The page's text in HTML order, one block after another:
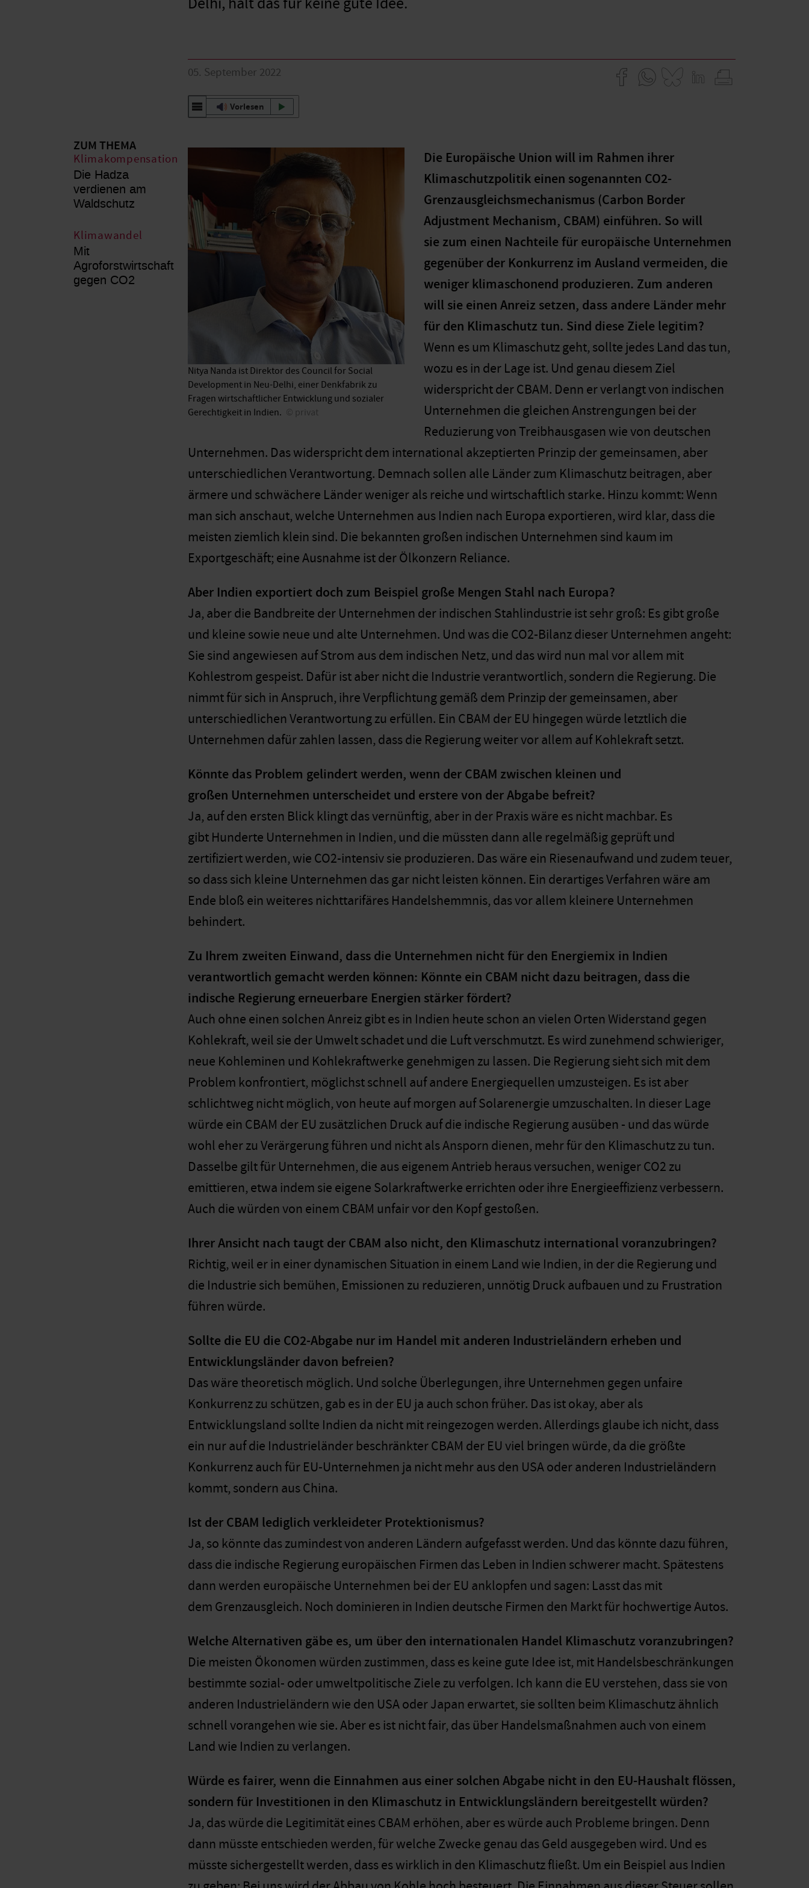
ZUM THEMA
Klimakompensation
Die Hadza
verdienen am
Waldschutz
Klimawandel
Mit
Agroforstwirtschaft
gegen CO2
05. September 2022
Vorlesen
Nitya Nanda ist Direktor des Council for Social
Development in Neu-Delhi, einer Denkfabrik zu
Fragen wirtschaftlicher Entwicklung und sozialer
Gerechtigkeit in Indien.
privat
Die Europäische Union will im Rahmen ihrer
Klimaschutzpolitik einen sogenannten CO2-
Grenzausgleichsmechanismus (Carbon Border
Adjustment Mechanism, CBAM) einführen. So will
sie zum einen Nachteile für europäische Unternehmen
gegenüber der Konkurrenz im Ausland vermeiden, die
weniger klimaschonend produzieren. Zum anderen
will sie einen Anreiz setzen, dass andere Länder mehr
für den Klimaschutz tun. Sind diese Ziele legitim?
Wenn es um Klimaschutz geht, sollte jedes Land das tun,
wozu es in der Lage ist. Und genau diesem Ziel
widerspricht der CBAM. Denn er verlangt von indischen
Unternehmen die gleichen Anstrengungen bei der
Reduzierung von Treibhausgasen wie von deutschen
Unternehmen. Das widerspricht dem international akzeptierten Prinzip der gemeinsamen, aber
unterschiedlichen Verantwortung. Demnach sollen alle Länder zum Klimaschutz beitragen, aber
ärmere und schwächere Länder weniger als reiche und wirtschaftlich starke. Hinzu kommt: Wenn
man sich anschaut, welche Unternehmen aus Indien nach Europa exportieren, wird klar, dass die
meisten ziemlich klein sind. Die bekannten großen indischen Unternehmen sind kaum im
Exportgeschäft; eine Ausnahme ist der Ölkonzern Reliance.
Aber Indien exportiert doch zum Beispiel große Mengen Stahl nach Europa?
Ja, aber die Bandbreite der Unternehmen der indischen Stahlindustrie ist sehr groß: Es gibt große
und kleine sowie neue und alte Unternehmen. Und was die CO2-Bilanz dieser Unternehmen angeht:
Sie sind angewiesen auf Strom aus dem indischen Netz, und das wird nun mal vor allem mit
Kohlestrom gespeist. Dafür ist aber nicht die Industrie verantwortlich, sondern die Regierung. Die
nimmt für sich in Anspruch, ihre Verpflichtung gemäß dem Prinzip der gemeinsamen, aber
unterschiedlichen Verantwortung zu erfüllen. Ein CBAM der EU hingegen würde letztlich die
Unternehmen dafür zahlen lassen, dass die Regierung weiter vor allem auf Kohlekraft setzt.
Könnte das Problem gelindert werden, wenn der CBAM zwischen kleinen und
großen Unternehmen unterscheidet und erstere von der Abgabe befreit?
Ja, auf den ersten Blick klingt das vernünftig, aber in der Praxis wäre es nicht machbar. Es
gibt Hunderte Unternehmen in Indien, und die müssten dann alle regelmäßig geprüft und
zertifiziert werden, wie CO2-intensiv sie produzieren. Das wäre ein Riesenaufwand und zudem teuer,
so dass sich kleine Unternehmen das gar nicht leisten können. Ein derartiges Verfahren wäre am
Ende bloß ein weiteres nichttarifäres Handelshemmnis, das vor allem kleinere Unternehmen
behindert.
Zu Ihrem zweiten Einwand, dass die Unternehmen nicht für den Energiemix in Indien
verantwortlich gemacht werden können: Könnte ein CBAM nicht dazu beitragen, dass die
indische Regierung erneuerbare Energien stärker fördert?
Auch ohne einen solchen Anreiz gibt es in Indien heute schon an vielen Orten Widerstand gegen
Kohlekraft, weil sie der Umwelt schadet und die Luft verschmutzt. Es wird zunehmend schwieriger,
neue Kohleminen und Kohlekraftwerke genehmigen zu lassen. Die Regierung sieht sich mit dem
Problem konfrontiert, möglichst schnell auf andere Energiequellen umzusteigen. Es ist aber
schlichtweg nicht möglich, von heute auf morgen auf Solarenergie umzuschalten. In dieser Lage
würde ein CBAM der EU zusätzlichen Druck auf die indische Regierung ausüben - und das würde
wohl eher zu Verärgerung führen und nicht als Ansporn dienen, mehr für den Klimaschutz zu tun.
Dasselbe gilt für Unternehmen, die aus eigenem Antrieb heraus versuchen, weniger CO2 zu
emittieren, etwa indem sie eigene Solarkraftwerke errichten oder ihre Energieeffizienz verbessern.
Auch die würden von einem CBAM unfair vor den Kopf gestoßen.
Ihrer Ansicht nach taugt der CBAM also nicht, den Klimaschutz international voranzubringen?
Richtig, weil er in einer dynamischen Situation in einem Land wie Indien, in der die Regierung und
die Industrie sich bemühen, Emissionen zu reduzieren, unnötig Druck aufbauen und zu Frustration
führen würde.
Sollte die EU die CO2-Abgabe nur im Handel mit anderen Industrieländern erheben und
Entwicklungsländer davon befreien?
Das wäre theoretisch möglich. Und solche Überlegungen, ihre Unternehmen gegen unfaire
Konkurrenz zu schützen, gab es in der EU ja auch schon früher. Das ist okay, aber als
Entwicklungsland sollte Indien da nicht mit reingezogen werden. Allerdings glaube ich nicht, dass
ein nur auf die Industrieländer beschränkter CBAM der EU viel bringen würde, da die größte
Konkurrenz auch für EU-Unternehmen ja nicht mehr aus den USA oder anderen Industrieländern
kommt, sondern aus China.
Ist der CBAM lediglich verkleideter Protektionismus?
Ja, so könnte das zumindest von anderen Ländern aufgefasst werden. Und das könnte dazu führen,
dass die indische Regierung europäischen Firmen das Leben in Indien schwerer macht. Spätestens
dann werden europäische Unternehmen bei der EU anklopfen und sagen: Lasst das mit
dem Grenzausgleich. Noch dominieren in Indien deutsche Firmen den Markt für hochwertige Autos.
Welche Alternativen gäbe es, um über den internationalen Handel Klimaschutz voranzubringen?
Die meisten Ökonomen würden zustimmen, dass es keine gute Idee ist, mit Handelsbeschränkungen
bestimmte sozial- oder umweltpolitische Ziele zu verfolgen. Ich kann die EU verstehen, dass sie von
anderen Industrieländern wie den USA oder Japan erwartet, sie sollten beim Klimaschutz ähnlich
schnell vorangehen wie sie. Aber es ist nicht fair, das über Handelsmaßnahmen auch von einem
Land wie Indien zu verlangen.
Würde es fairer, wenn die Einnahmen aus einer solchen Abgabe nicht in den EU-Haushalt flössen,
sondern für Investitionen in den Klimaschutz in Entwicklungsländern bereitgestellt würden?
Ja, das würde die Legitimität eines CBAM erhöhen, aber es würde auch Probleme bringen. Denn
dann müsste entschieden werden, für welche Zwecke genau das Geld ausgegeben wird. Und es
müsste sichergestellt werden, dass es wirklich in den Klimaschutz fließt. Um ein Beispiel aus Indien